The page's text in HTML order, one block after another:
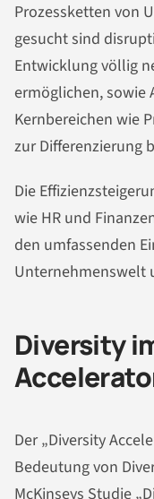
Prozessketten von
gesucht sind
Entwicklung völlig
ermöglichen, sowie
Kernbereichen wie
zur Differenzierung
Die
wie HR und
den umfassenden
Unternehmenswelt
Diversity
Der „Diversity
Bedeutung von
McKinseys Studie